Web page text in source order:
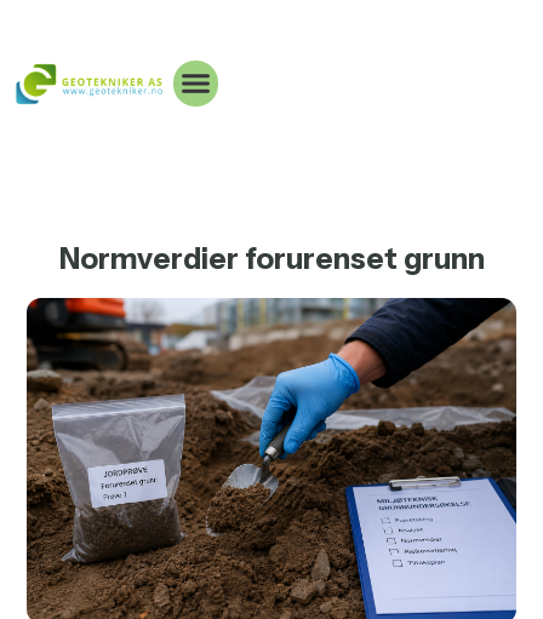
Normverdier forurenset grunn